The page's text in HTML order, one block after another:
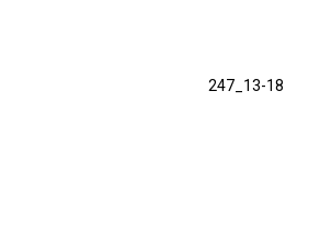
247_13-18